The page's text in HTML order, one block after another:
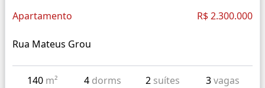
Apartamento R$ 2.300.000
Rua Mateus Grou
140 m² 4 dorms 2 suítes 3vagas